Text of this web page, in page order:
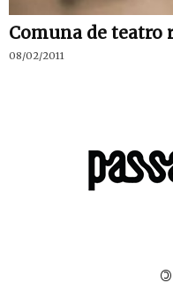
Comuna de teatro
08/02/2011
©